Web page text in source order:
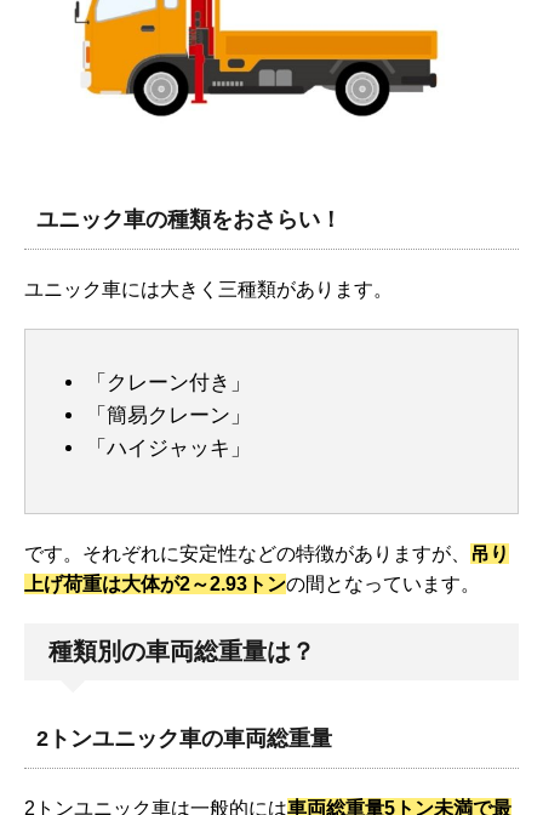
ユニック車の種類をおさらい！
ユニック車には大きく三種類があります。
「クレーン付き」
「簡易クレーン」
「ハイジャッキ」
です。それぞれに安定性などの特徴がありますが、
吊り
上げ荷重は大体が2～2.93トンの間となっています。
種類別の車両総重量は？
2トンユニック車の車両総重量
2トンユニック車は一般的には車両総重量5トン未満で最